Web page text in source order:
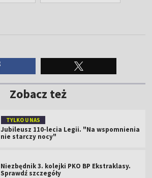
Zobacz też
TYLKO U NAS
Jubileusz 110-lecia Legii. "Na wspomnienia
nie starczy nocy"
Niezbędnik 3. kolejki PKO BP Ekstraklasy.
Sprawdź szczegóły